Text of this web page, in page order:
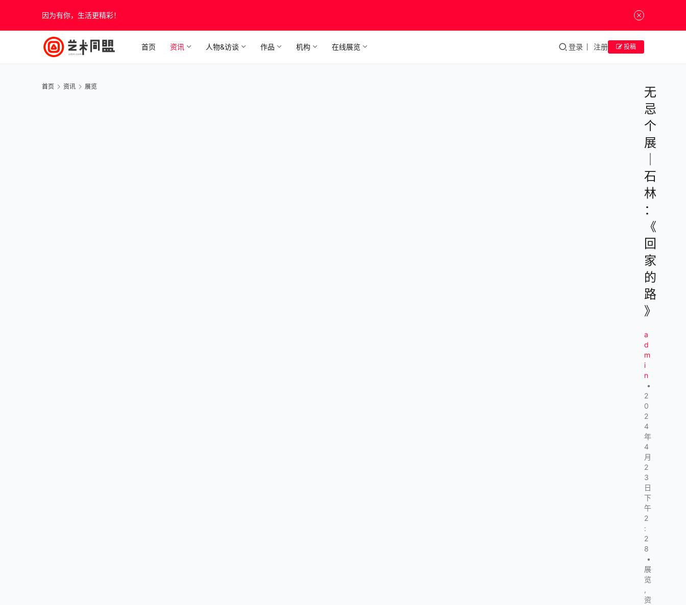
因为有你，生活更精彩！
首页 资讯 人物&访谈 作品 机构 在线展览 登录 注册 投稿
首页 资讯 展览
无
忌
个
展
石
林
：
《
回
家
的
路
》
a
d
m
i
n
•
2
0
2
4
年
4
月
2
3
日
下
午
2
:
2
8
•
展
览
,
资